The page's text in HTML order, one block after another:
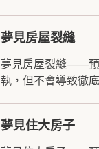
夢見房屋裂縫
夢見房屋裂縫——預
執，但不會導致徹
夢見住大房子